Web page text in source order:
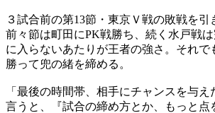
３試合前の第13節・東京Ｖ戦の敗戦を引
前々節は町田にPK戦勝ち、続く水戸戦
に入らないあたりが王者の強さ。それで
勝って兜の緒を締める。
「最後の時間帯、相手にチャンスを与
言うと、『試合の締め方とか、もっと点